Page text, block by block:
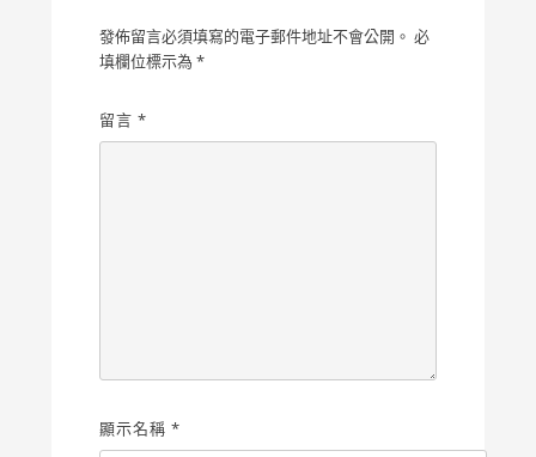
發佈留言必須填寫的電子郵件地址不會公開。 必
填欄位標示為 *
留言 *
顯示名稱 *